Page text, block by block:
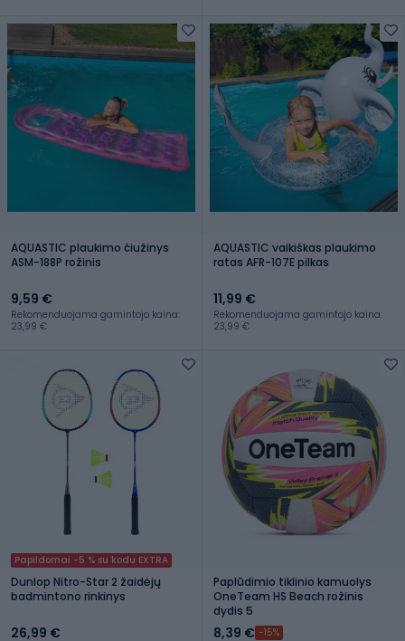
AQUASTIC plaukimo čiužinys
ASM-188P rožinis
9,59 €
Rekomenduojama gamintojo kaina:
23,99 €
AQUASTIC vaikiškas plaukimo
ratas AFR-107E pilkas
11,99 €
Rekomenduojama gamintojo kaina:
23,99 €
Papildomai -5 % su kodu EXTRA
Dunlop Nitro-Star 2 žaidėjų
badmintono rinkinys
26,99 €
Paplūdimio tiklinio kamuolys
OneTeam HS Beach rožinis
dydis 5
8,39 € -15%